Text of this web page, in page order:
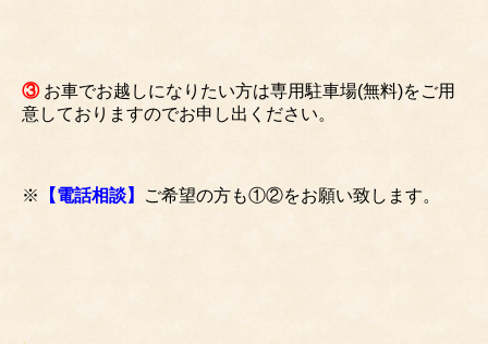
③お車でお越しになりたい方は専用駐車場(無料)をご用
意しておりますのでお申し出ください。
※ 【電話相談】 ご希望の方も①②をお願い致します。